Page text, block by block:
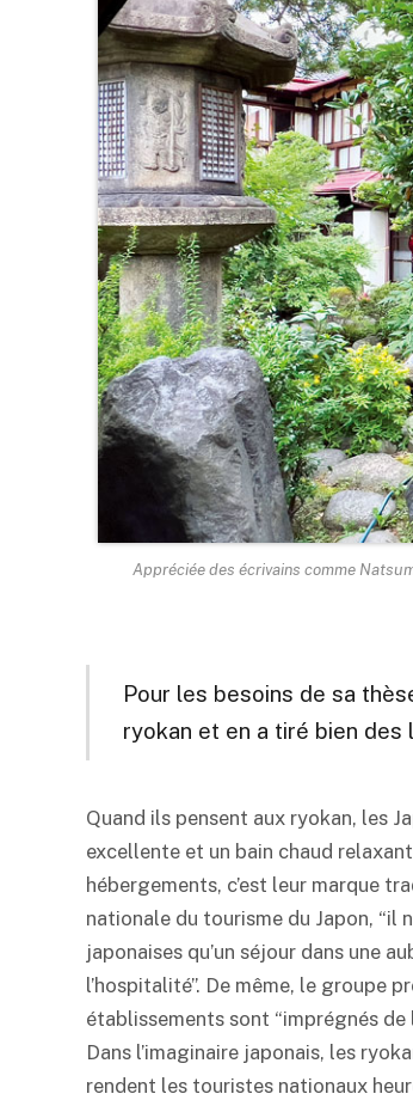
Appréciée des écrivains comme
Pour les besoins de sa
ryokan et en a tiré bien des
Quand ils pensent aux ryokan, les
excellente et un bain chaud
hébergements, c’est leur marque
nationale du tourisme du Japon, “il
japonaises qu’un séjour dans une
l’hospitalité”. De même, le groupe
établissements sont “imprégnés
Dans l’imaginaire japonais, les
rendent les touristes nationaux